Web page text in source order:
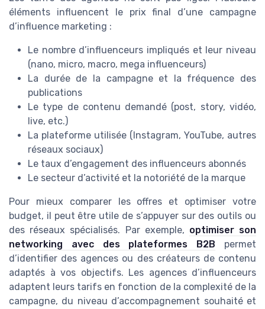
éléments influencent le prix final d’une campagne
d’influence marketing :
Le nombre d’influenceurs impliqués et leur niveau
(nano, micro, macro, mega influenceurs)
La durée de la campagne et la fréquence des
publications
Le type de contenu demandé (post, story, vidéo,
live, etc.)
La plateforme utilisée (Instagram, YouTube, autres
réseaux sociaux)
Le taux d’engagement des influenceurs abonnés
Le secteur d’activité et la notoriété de la marque
Pour mieux comparer les offres et optimiser votre
budget, il peut être utile de s’appuyer sur des outils ou
des réseaux spécialisés. Par exemple, optimiser son
networking avec des plateformes B2B permet
d’identifier des agences ou des créateurs de contenu
adaptés à vos objectifs. Les agences d’influenceurs
adaptent leurs tarifs en fonction de la complexité de la
campagne, du niveau d’accompagnement souhaité et